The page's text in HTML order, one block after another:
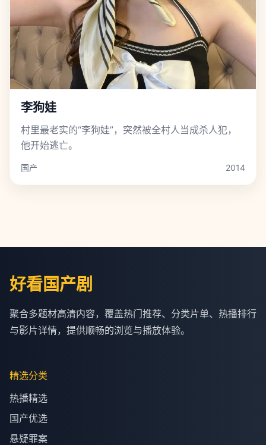
李狗娃
村里最老实的“李狗娃”，突然被全村人当成杀人犯，
他开始逃亡。
国产 2014
好看国产剧
聚合多题材高清内容，覆盖热门推荐、分类片单、热播排行
与影片详情，提供顺畅的浏览与播放体验。
精选分类
热播精选
国产优选
悬疑罪案